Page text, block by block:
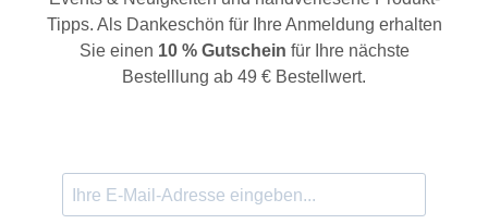
Tipps. Als Dankeschön für Ihre Anmeldung erhalten
Sie einen 10 % Gutschein für Ihre nächste
Bestelllung ab 49 € Bestellwert.